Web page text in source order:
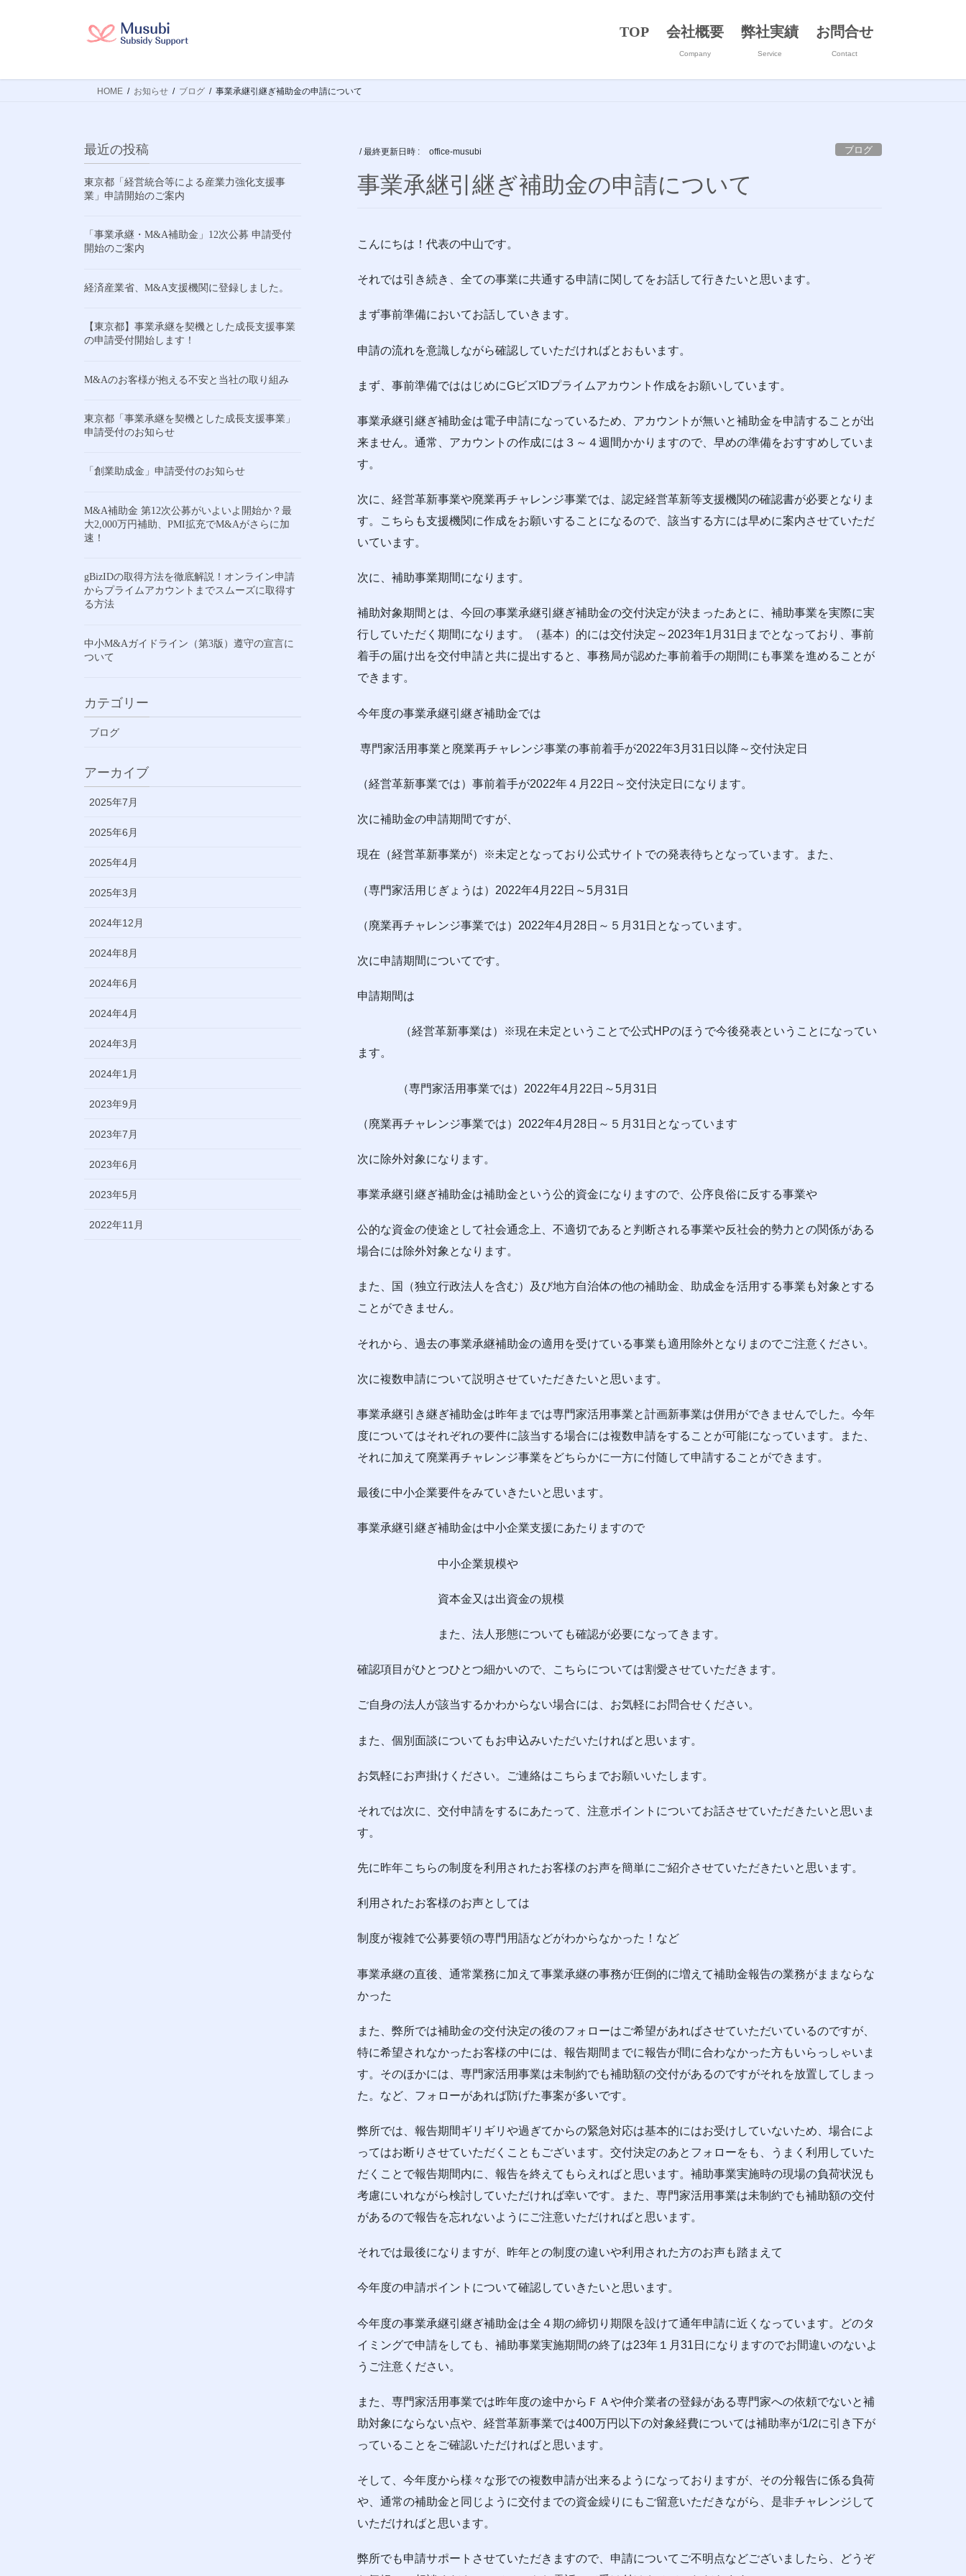
ツ
シ
TOP 会社概要
Company
弊社実績
Service
お問合せ
Contact
HOME お知らせ ブログ 事業承継引継ぎ補助金の申請について
/ 最終更新日時 : office-musubi ブログ
事業承継引継ぎ補助金の申請について
こんにちは！代表の中山です。
それでは引き続き、全ての事業に共通する申請に関してをお話して行きたいと思います。
まず事前準備においてお話していきます。
申請の流れを意識しながら確認していただければとおもいます。
まず、事前準備でははじめにGビズIDプライムアカウント作成をお願いしています。
事業承継引継ぎ補助金は電子申請になっているため、アカウントが無いと補助金を申請することが出
来ません。通常、アカウントの作成には３～４週間かかりますので、早めの準備をおすすめしていま
す。
次に、経営革新事業や廃業再チャレンジ事業では、認定経営革新等支援機関の確認書が必要となりま
す。こちらも支援機関に作成をお願いすることになるので、該当する方には早めに案内させていただ
いています。
次に、補助事業期間になります。
補助対象期間とは、今回の事業承継引継ぎ補助金の交付決定が決まったあとに、補助事業を実際に実
行していただく期間になります。（基本）的には交付決定～2023年1月31日までとなっており、事前
着手の届け出を交付申請と共に提出すると、事務局が認めた事前着手の期間にも事業を進めることが
できます。
今年度の事業承継引継ぎ補助金では
専門家活用事業と廃業再チャレンジ事業の事前着手が2022年3月31日以降～交付決定日
（経営革新事業では）事前着手が2022年４月22日～交付決定日になります。
次に補助金の申請期間ですが、
現在（経営革新事業が）※未定となっており公式サイトでの発表待ちとなっています。また、
（専門家活用じぎょうは）2022年4月22日～5月31日
（廃業再チャレンジ事業では）2022年4月28日～５月31日となっています。
次に申請期間についてです。
申請期間は
（経営革新事業は）※現在未定ということで公式HPのほうで今後発表ということになってい
ます。
（専門家活用事業では）2022年4月22日～5月31日
（廃業再チャレンジ事業では）2022年4月28日～５月31日となっています
次に除外対象になります。
事業承継引継ぎ補助金は補助金という公的資金になりますので、公序良俗に反する事業や
公的な資金の使途として社会通念上、不適切であると判断される事業や反社会的勢力との関係がある
場合には除外対象となります。
また、国（独立行政法人を含む）及び地方自治体の他の補助金、助成金を活用する事業も対象とする
ことができません。
それから、過去の事業承継補助金の適用を受けている事業も適用除外となりまのでご注意ください。
次に複数申請について説明させていただきたいと思います。
事業承継引き継ぎ補助金は昨年までは専門家活用事業と計画新事業は併用ができませんでした。今年
度についてはそれぞれの要件に該当する場合には複数申請をすることが可能になっています。また、
それに加えて廃業再チャレンジ事業をどちらかに一方に付随して申請することができます。
最後に中小企業要件をみていきたいと思います。
事業承継引継ぎ補助金は中小企業支援にあたりますので
中小企業規模や
資本金又は出資金の規模
また、法人形態についても確認が必要になってきます。
確認項目がひとつひとつ細かいので、こちらについては割愛させていただきます。
ご自身の法人が該当するかわからない場合には、お気軽にお問合せください。
また、個別面談についてもお申込みいただいたければと思います。
お気軽にお声掛けください。ご連絡はこちらまでお願いいたします。
それでは次に、交付申請をするにあたって、注意ポイントについてお話させていただきたいと思いま
す。
先に昨年こちらの制度を利用されたお客様のお声を簡単にご紹介させていただきたいと思います。
利用されたお客様のお声としては
制度が複雑で公募要領の専門用語などがわからなかった！など
事業承継の直後、通常業務に加えて事業承継の事務が圧倒的に増えて補助金報告の業務がままならな
かった
また、弊所では補助金の交付決定の後のフォローはご希望があればさせていただいているのですが、
特に希望されなかったお客様の中には、報告期間までに報告が間に合わなかった方もいらっしゃいま
す。そのほかには、専門家活用事業は未制約でも補助額の交付があるのですがそれを放置してしまっ
た。など、フォローがあれば防げた事案が多いです。
弊所では、報告期間ギリギリや過ぎてからの緊急対応は基本的にはお受けしていないため、場合によ
ってはお断りさせていただくこともございます。交付決定のあとフォローをも、うまく利用していた
だくことで報告期間内に、報告を終えてもらえればと思います。補助事業実施時の現場の負荷状況も
考慮にいれながら検討していただければ幸いです。また、専門家活用事業は未制約でも補助額の交付
があるので報告を忘れないようにご注意いただければと思います。
それでは最後になりますが、昨年との制度の違いや利用された方のお声も踏まえて
今年度の申請ポイントについて確認していきたいと思います。
今年度の事業承継引継ぎ補助金は全４期の締切り期限を設けて通年申請に近くなっています。どのタ
イミングで申請をしても、補助事業実施期間の終了は23年１月31日になりますのでお間違いのないよ
うご注意ください。
また、専門家活用事業では昨年度の途中からＦＡや仲介業者の登録がある専門家への依頼でないと補
助対象にならない点や、経営革新事業では400万円以下の対象経費については補助率が1/2に引き下が
っていることをご確認いただければと思います。
そして、今年度から様々な形での複数申請が出来るようになっておりますが、その分報告に係る負荷
や、通常の補助金と同じように交付までの資金繰りにもご留意いただきながら、是非チャレンジして
いただければと思います。
弊所でも申請サポートさせていただきますので、申請についてご不明点などございましたら、どうぞ
最近の投稿
東京都「経営統合等による産業力強化支援事
業」申請開始のご案内
「事業承継・M&A補助金」12次公募 申請受付
開始のご案内
経済産業省、M&A支援機関に登録しました。
【東京都】事業承継を契機とした成長支援事業
の申請受付開始します！
M&Aのお客様が抱える不安と当社の取り組み
東京都「事業承継を契機とした成長支援事業」
申請受付のお知らせ
「創業助成金」申請受付のお知らせ
M&A補助金 第12次公募がいよいよ開始か？最
大2,000万円補助、PMI拡充でM&Aがさらに加
速！
gBizIDの取得方法を徹底解説！オンライン申請
からプライムアカウントまでスムーズに取得す
る方法
中小M&Aガイドライン（第3版）遵守の宣言に
ついて
カテゴリー
ブログ
アーカイブ
2025年7月
2025年6月
2025年4月
2025年3月
2024年12月
2024年8月
2024年6月
2024年4月
2024年3月
2024年1月
2023年9月
2023年7月
2023年6月
2023年5月
2022年11月